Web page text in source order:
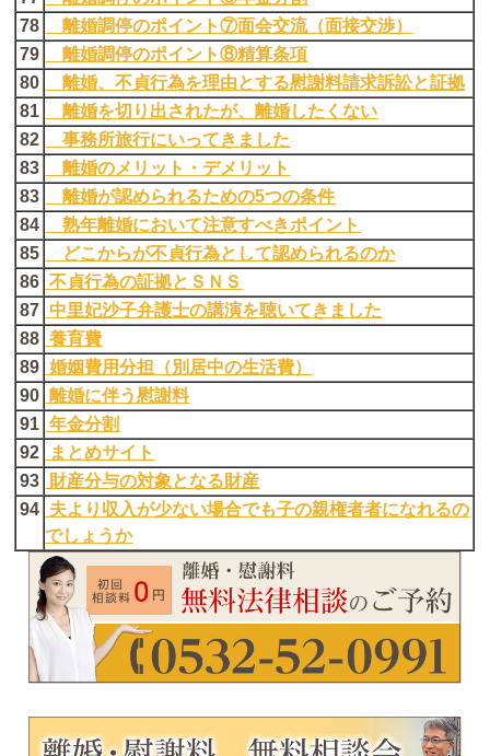
78
離婚調停のポイント⑦面会交流（面接交渉）
79
離婚調停のポイント⑧精算条項
80
離婚、不貞行為を理由とする慰謝料請求訴訟と証拠
81
離婚を切り出されたが、離婚したくない
82
事務所旅行にいってきました
83
離婚のメリット・デメリット
83
離婚が認められるための5つの条件
84
熟年離婚において注意すべきポイント
85
どこからが不貞行為として認められるのか
86 不貞行為の証拠とＳＮＳ
87 中里妃沙子弁護士の講演を聴いてきました
88 養育費
89 婚姻費用分担（別居中の生活費）
90 離婚に伴う慰謝料
91 年金分割
92
まとめサイト
93 財産分与の対象となる財産
94 夫より収入が少ない場合でも子の親権者者になれるの
でしょうか